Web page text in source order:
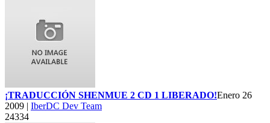
¡TRADUCCIÓN SHENMUE 2 CD 1 LIBERADO!Enero 26
2009 | IberDC Dev Team
24334